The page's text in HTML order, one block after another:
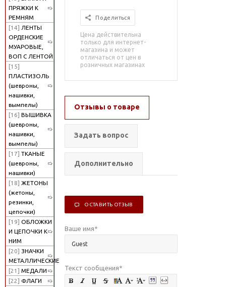
ПРЯЖКИ К
РЕМНЯМ
[14] ЛЕНТЫ
ОРДЕНСКИЕ
МУАРОВЫЕ,
ВОП С ЛЕНТОЙ
[15]
ПЛАСТИЗОЛЬ
(шевроны,
нашивки,
вымпелы)
[16] ВЫШИВКА
(шевроны,
нашивки,
вымпелы)
[17] ТКАНЫЕ
(шевроны,
нашивки)
[18] ЖЕТОНЫ
(жетоны,
резинки,
цепочки)
[19] ОБЛОЖКИ
И ЦЕПОЧКИ К
НИМ
[20] ЗНАЧКИ
МЕТАЛЛИЧЕСКИЕ
[21] МЕДАЛИ
[22] ФЛАГИ
Поделиться
Цена действительна
только для интернет-
магазина и может
отличаться от цен в
розничных магазинах
Отзывы о товаре
Задать вопрос
Дополнительно
ОСТАВИТЬ ОТЗЫВ
Ваше имя*
Текст сообщения*